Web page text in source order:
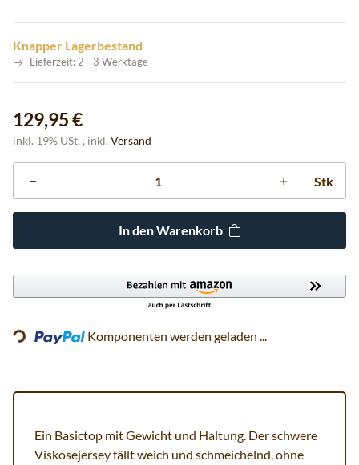
Knapper Lagerbestand
Lieferzeit: 2 - 3 Werktage
129,95 €
inkl. 19% USt. , inkl. Versand
Stk
In den Warenkorb
Loading... Komponenten werden geladen ...
Ein Basictop mit Gewicht und Haltung. Der schwere
Viskosejersey fällt weich und schmeichelnd, ohne